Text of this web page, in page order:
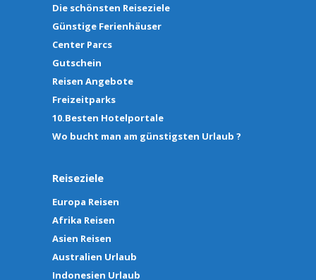
Die schönsten Reiseziele
Günstige Ferienhäuser
Center Parcs
Gutschein
Reisen Angebote
Freizeitparks
10.Besten Hotelportale
Wo bucht man am günstigsten Urlaub ?
Reiseziele
Europa Reisen
Afrika Reisen
Asien Reisen
Australien Urlaub
Indonesien Urlaub